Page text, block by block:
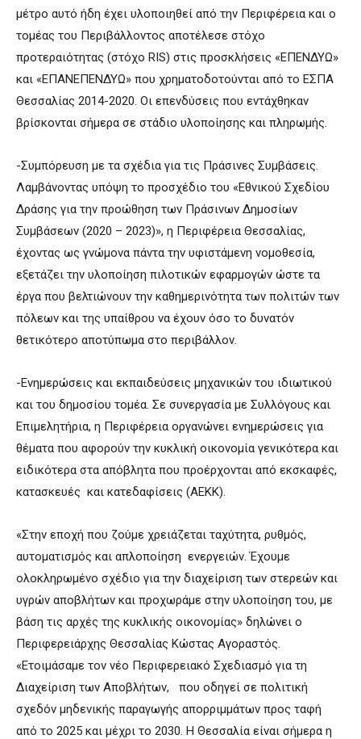
μέτρο αυτό ήδη έχει υλοποιηθεί από την Περιφέρεια και ο
τομέας του Περιβάλλοντος αποτέλεσε στόχο
προτεραιότητας (στόχο RIS) στις προσκλήσεις «ΕΠΕΝΔΥΩ»
και «ΕΠΑΝΕΠΕΝΔΥΩ» που χρηματοδοτούνται από το ΕΣΠΑ
Θεσσαλίας 2014-2020. Οι επενδύσεις που εντάχθηκαν
βρίσκονται σήμερα σε στάδιο υλοποίησης και πληρωμής.
-Συμπόρευση με τα σχέδια για τις Πράσινες Συμβάσεις.
Λαμβάνοντας υπόψη το προσχέδιο του «Εθνικού Σχεδίου
Δράσης για την προώθηση των Πράσινων Δημοσίων
Συμβάσεων (2020 – 2023)», η Περιφέρεια Θεσσαλίας,
έχοντας ως γνώμονα πάντα την υφιστάμενη νομοθεσία,
εξετάζει την υλοποίηση πιλοτικών εφαρμογών ώστε τα
έργα που βελτιώνουν την καθημερινότητα των πολιτών των
πόλεων και της υπαίθρου να έχουν όσο το δυνατόν
θετικότερο αποτύπωμα στο περιβάλλον.
-Ενημερώσεις και εκπαιδεύσεις μηχανικών του ιδιωτικού
και του δημοσίου τομέα. Σε συνεργασία με Συλλόγους και
Επιμελητήρια, η Περιφέρεια οργανώνει ενημερώσεις για
θέματα που αφορούν την κυκλική οικονομία γενικότερα και
ειδικότερα στα απόβλητα που προέρχονται από εκσκαφές,
κατασκευές και κατεδαφίσεις (ΑΕΚΚ).
«Στην εποχή που ζούμε χρειάζεται ταχύτητα, ρυθμός,
αυτοματισμός και απλοποίηση ενεργειών. Έχουμε
ολοκληρωμένο σχέδιο για την διαχείριση των στερεών και
υγρών αποβλήτων και προχωράμε στην υλοποίηση του, με
βάση τις αρχές της κυκλικής οικονομίας» δηλώνει ο
Περιφερειάρχης Θεσσαλίας Κώστας Αγοραστός.
«Ετοιμάσαμε τον νέο Περιφερειακό Σχεδιασμό για τη
Διαχείριση των Αποβλήτων, που οδηγεί σε πολιτική
σχεδόν μηδενικής παραγωγής απορριμμάτων προς ταφή
από το 2025 και μέχρι το 2030. Η Θεσσαλία είναι σήμερα η